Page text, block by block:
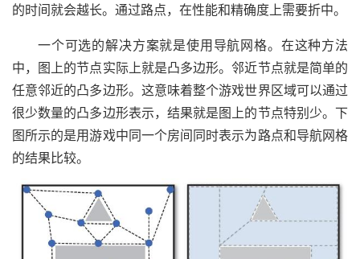
的时间就会越长。通过路点，在性能和精确度上需要折中。
一个可选的解决方案就是使用导航网格。在这种方法
中，图上的节点实际上就是凸多边形。邻近节点就是简单的
任意邻近的凸多边形。这意味着整个游戏世界区域可以通过
很少数量的凸多边形表示，结果就是图上的节点特别少。下
图所示的是用游戏中同一个房间同时表示为路点和导航网格
的结果比较。